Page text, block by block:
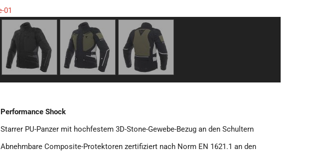
Performance Shock
Starrer PU-Panzer mit hochfestem 3D-Stone-Gewebe-Bezug an den Schultern
Abnehmbare Composite-Protektoren zertifiziert nach Norm EN 1621.1 an den